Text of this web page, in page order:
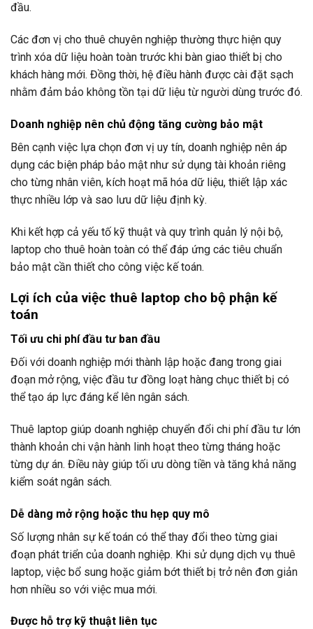
đầu.
Các đơn vị cho thuê chuyên nghiệp thường thực hiện quy
trình xóa dữ liệu hoàn toàn trước khi bàn giao thiết bị cho
khách hàng mới. Đồng thời, hệ điều hành được cài đặt sạch
nhằm đảm bảo không tồn tại dữ liệu từ người dùng trước đó.
Doanh nghiệp nên chủ động tăng cường bảo mật
Bên cạnh việc lựa chọn đơn vị uy tín, doanh nghiệp nên áp
dụng các biện pháp bảo mật như sử dụng tài khoản riêng
cho từng nhân viên, kích hoạt mã hóa dữ liệu, thiết lập xác
thực nhiều lớp và sao lưu dữ liệu định kỳ.
Khi kết hợp cả yếu tố kỹ thuật và quy trình quản lý nội bộ,
laptop cho thuê hoàn toàn có thể đáp ứng các tiêu chuẩn
bảo mật cần thiết cho công việc kế toán.
Lợi ích của việc thuê laptop cho bộ phận kế
toán
Tối ưu chi phí đầu tư ban đầu
Đối với doanh nghiệp mới thành lập hoặc đang trong giai
đoạn mở rộng, việc đầu tư đồng loạt hàng chục thiết bị có
thể tạo áp lực đáng kể lên ngân sách.
Thuê laptop giúp doanh nghiệp chuyển đổi chi phí đầu tư lớn
thành khoản chi vận hành linh hoạt theo từng tháng hoặc
từng dự án. Điều này giúp tối ưu dòng tiền và tăng khả năng
kiểm soát ngân sách.
Dễ dàng mở rộng hoặc thu hẹp quy mô
Số lượng nhân sự kế toán có thể thay đổi theo từng giai
đoạn phát triển của doanh nghiệp. Khi sử dụng dịch vụ thuê
laptop, việc bổ sung hoặc giảm bớt thiết bị trở nên đơn giản
hơn nhiều so với việc mua mới.
Được hỗ trợ kỹ thuật liên tục